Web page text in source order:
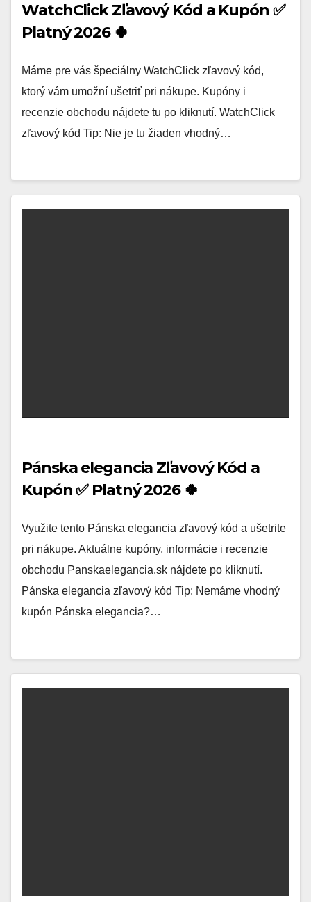
WatchClick Zľavový Kód a Kupón ✅
Platný 2026 🍀
Máme pre vás špeciálny WatchClick zľavový kód,
ktorý vám umožní ušetriť pri nákupe. Kupóny i
recenzie obchodu nájdete tu po kliknutí. WatchClick
zľavový kód Tip: Nie je tu žiaden vhodný…
Pánska elegancia Zľavový Kód a
Kupón ✅ Platný 2026 🍀
Využite tento Pánska elegancia zľavový kód a ušetrite
pri nákupe. Aktuálne kupóny, informácie i recenzie
obchodu Panskaelegancia.sk nájdete po kliknutí.
Pánska elegancia zľavový kód Tip: Nemáme vhodný
kupón Pánska elegancia?…